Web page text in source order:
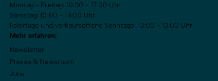
Montag - Freitag: 10:00 - 17:00 Uhr
Samstag: 10:00 - 14:00 Uhr
Feiertage und verkaufsoffene Sonntage: 10:00 - 13:00 Uhr
Mehr erfahren:
Newsletter
Presse & Newsroom
Jobs